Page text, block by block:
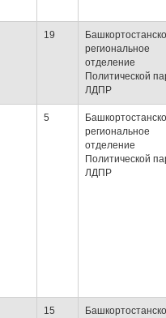
19
региональное
отделение
Политической
ЛДПР
5
региональное
отделение
Политической
ЛДПР
15